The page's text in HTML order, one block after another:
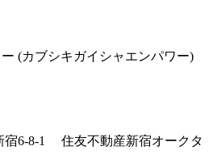
(カブシキガイシャエンパワー)
宿6-8-1 住友不動産新宿オークタ